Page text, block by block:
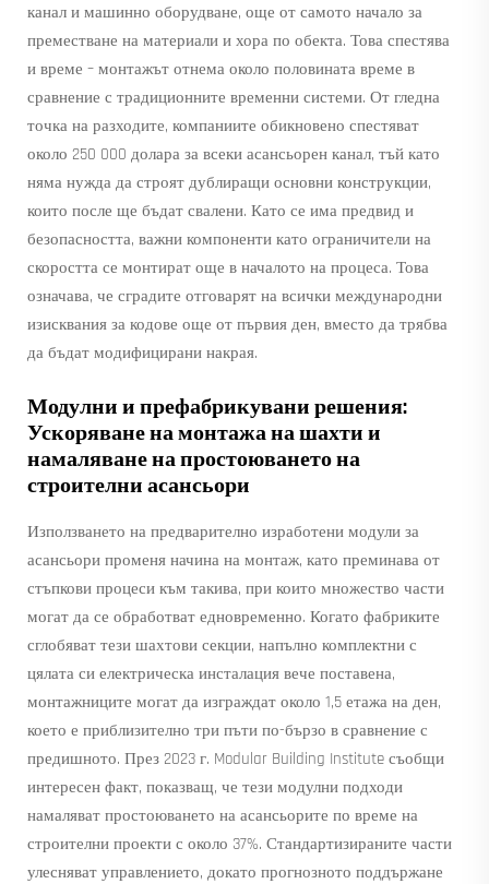
канал и машинно оборудване, още от самото начало за
преместване на материали и хора по обекта. Това спестява
и време – монтажът отнема около половината време в
сравнение с традиционните временни системи. От гледна
точка на разходите, компаниите обикновено спестяват
около 250 000 долара за всеки асансьорен канал, тъй като
няма нужда да строят дублиращи основни конструкции,
които после ще бъдат свалени. Като се има предвид и
безопасността, важни компоненти като ограничители на
скоростта се монтират още в началото на процеса. Това
означава, че сградите отговарят на всички международни
изисквания за кодове още от първия ден, вместо да трябва
да бъдат модифицирани накрая.
Модулни и префабрикувани решения:
Ускоряване на монтажа на шахти и
намаляване на простоюването на
строителни асансьори
Използването на предварително изработени модули за
асансьори променя начина на монтаж, като преминава от
стъпкови процеси към такива, при които множество части
могат да се обработват едновременно. Когато фабриките
сглобяват тези шахтови секции, напълно комплектни с
цялата си електрическа инсталация вече поставена,
монтажниците могат да изграждат около 1,5 етажа на ден,
което е приблизително три пъти по-бързо в сравнение с
предишното. През 2023 г. Modular Building Institute съобщи
интересен факт, показващ, че тези модулни подходи
намаляват простоюването на асансьорите по време на
строителни проекти с около 37%. Стандартизираните части
улесняват управлението, докато прогнозното поддържане